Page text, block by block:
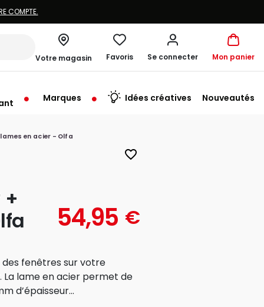
COMPTE.
Votre magasin
Vendredi à 09:30
Favoris Se connecter Mon panier
Marques Idées créatives Nouveautés
en acier - Olfa
favorite_border
54,95 €
fenêtres sur votre
lame en acier permet de
d’épaisseur...